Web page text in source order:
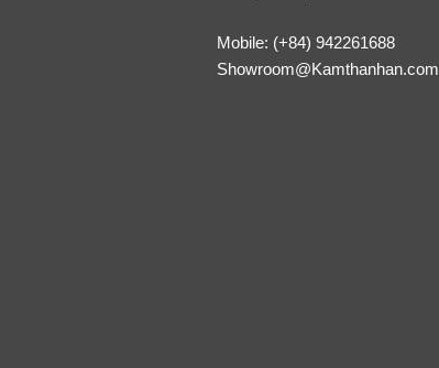
Mobile: (+84) 942261688
Showroom@Kamthanhan.com